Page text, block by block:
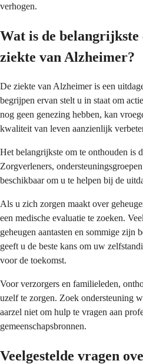
verhogen.
Wat is de belangrijkste
ziekte van Alzheimer?
De ziekte van Alzheimer is een
begrijpen ervan stelt u in staat om
nog geen genezing hebben, kan
kwaliteit van leven aanzienlijk
Het belangrijkste om te onthouden is
Zorgverleners,
beschikbaar om u te helpen bij de
Als u zich zorgen maakt over
een medische evaluatie te zoeken.
geheugen aantasten en sommige zijn
geeft u de beste kans om uw
voor de toekomst.
Voor verzorgers en familieleden,
uzelf te zorgen. Zoek ondersteuning
aarzel niet om hulp te vragen aan
gemeenschapsbronnen.
Veelgestelde vragen